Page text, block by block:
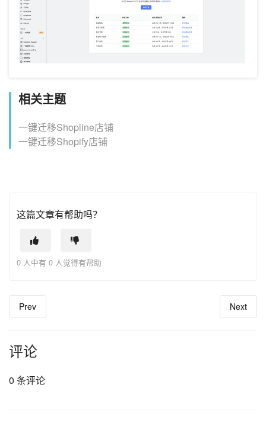
相关主题
一键迁移Shopline店铺
一键迁移Shopify店铺
这篇文章有帮助吗？
0 人中有 0 人觉得有帮助
Prev Next
评论
0 条评论